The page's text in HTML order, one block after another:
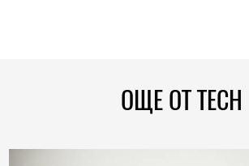
ОЩЕ ОТ TECH